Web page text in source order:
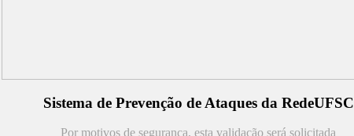
Sistema de Prevenção de Ataques da RedeUFSC
Por motivos de segurança, esta validação será solicitada